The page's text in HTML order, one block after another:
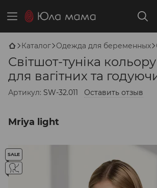
Каталог Одежда для беременных
Світшот-туніка
для вагітних та
Артикул: SW-32.011 Оставить отзыв
Mriya light
SALE